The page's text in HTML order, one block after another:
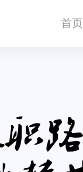
首页